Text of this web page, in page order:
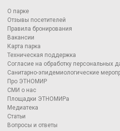
О парке
Отзывы посетителей
Правила бронирования
Вакансии
Карта парка
Техническая поддержка
Согласие на обработку персональных
Санитарно-эпидемиологические
Про ЭТНОМИР
СМИ о нас
Площадки ЭТНОМИРа
Медиатека
Статьи
Вопросы и ответы